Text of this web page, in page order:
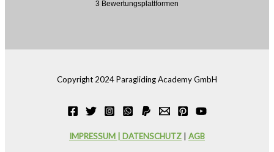
Copyright 2024 Paragliding Academy GmbH
IMPRESSUM | DATENSCHUTZ AGB